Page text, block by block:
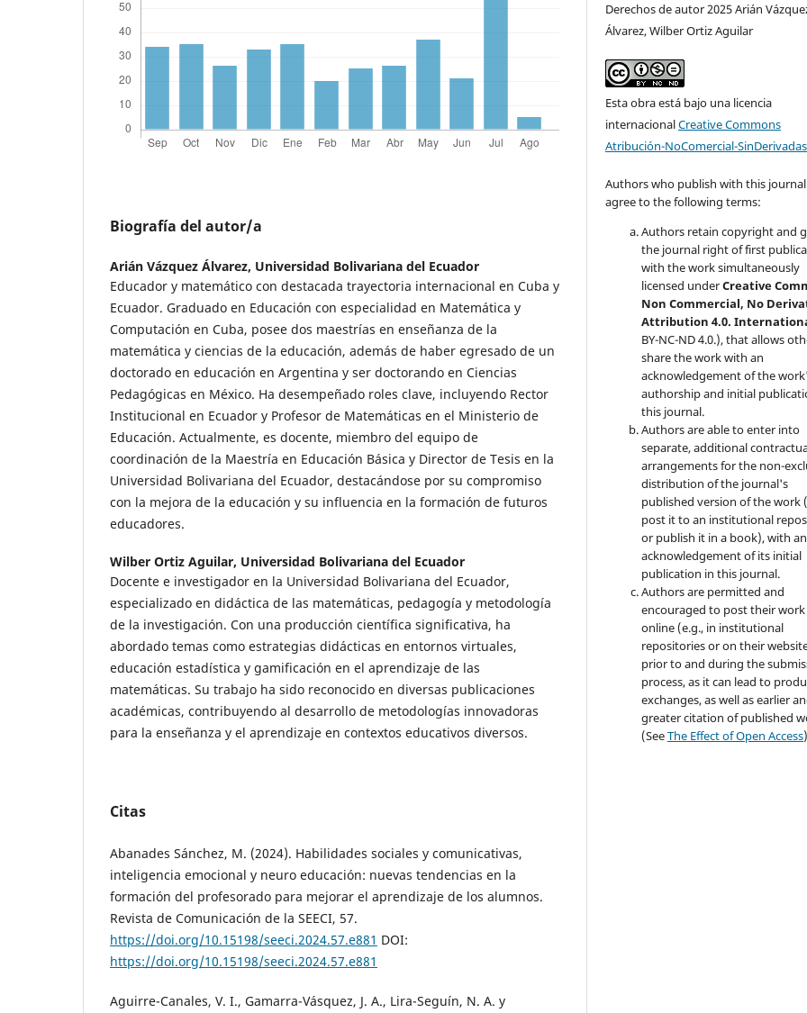
Biografía del autor/a
Arián Vázquez Álvarez, Universidad Bolivariana del Ecuador
Educador y matemático con destacada trayectoria internacional en Cuba y
Ecuador. Graduado en Educación con especialidad en Matemática y
Computación en Cuba, posee dos maestrías en enseñanza de la
matemática y ciencias de la educación, además de haber egresado de un
doctorado en educación en Argentina y ser doctorando en Ciencias
Pedagógicas en México. Ha desempeñado roles clave, incluyendo Rector
Institucional en Ecuador y Profesor de Matemáticas en el Ministerio de
Educación. Actualmente, es docente, miembro del equipo de
coordinación de la Maestría en Educación Básica y Director de Tesis en la
Universidad Bolivariana del Ecuador, destacándose por su compromiso
con la mejora de la educación y su influencia en la formación de futuros
educadores.
Wilber Ortiz Aguilar, Universidad Bolivariana del Ecuador
Docente e investigador en la Universidad Bolivariana del Ecuador,
especializado en didáctica de las matemáticas, pedagogía y metodología
de la investigación. Con una producción científica significativa, ha
abordado temas como estrategias didácticas en entornos virtuales,
educación estadística y gamificación en el aprendizaje de las
matemáticas. Su trabajo ha sido reconocido en diversas publicaciones
académicas, contribuyendo al desarrollo de metodologías innovadoras
para la enseñanza y el aprendizaje en contextos educativos diversos.
Citas
Abanades Sánchez, M. (2024). Habilidades sociales y comunicativas,
inteligencia emocional y neuro educación: nuevas tendencias en la
formación del profesorado para mejorar el aprendizaje de los alumnos.
Revista de Comunicación de la SEECI, 57.
https://doi.org/10.15198/seeci.2024.57.e881 DOI:
https://doi.org/10.15198/seeci.2024.57.e881
Aguirre-Canales, V. I., Gamarra-Vásquez, J. A., Lira-Seguín, N. A. y
Derechos de autor 2025 Arián
Álvarez, Wilber Ortiz Aguilar
Esta obra está bajo una licencia
internacionalCreative Commons
Atribución-NoComercial-
Authors who publish with this journal
agree to the following terms:
Authors retain copyright and
the journal right of first
with the work simultaneously
licensed underCreative
Non Commercial, No
Attribution 4.0.
BY-NC-ND 4.0.), that allows
share the work with an
acknowledgement of the
authorship and initial
this journal.
Authors are able to enter into
separate, additional
arrangements for the non-
distribution of the journal's
published version of the work
post it to an institutional
or publish it in a book), with an
acknowledgement of its initial
publication in this journal.
Authors are permitted and
encouraged to post their work
online (e.g., in institutional
repositories or on their
prior to and during the
process, as it can lead to
exchanges, as well as earlier
greater citation of published
(SeeThe Effect of Open Access